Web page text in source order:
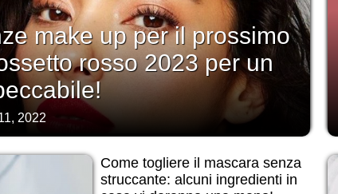
make up per il prossimo
rosso 2023 per un
2022
Come togliere il mascara senza
struccante: alcuni ingredienti in